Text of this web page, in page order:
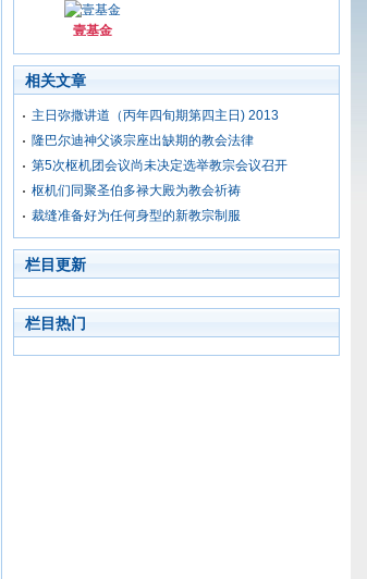
壹基金
相关文章
主日弥撒讲道（丙年四旬期第四主日) 2013
隆巴尔迪神父谈宗座出缺期的教会法律
第5次枢机团会议尚未决定选举教宗会议召开
枢机们同聚圣伯多禄大殿为教会祈祷
裁缝准备好为任何身型的新教宗制服
栏目更新
栏目热门